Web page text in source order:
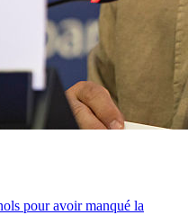
pour avoir manqué la